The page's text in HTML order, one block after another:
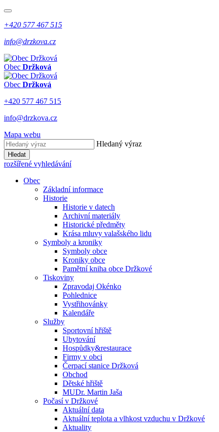
+420 577 467 515
info@drzkova.cz
Obec Držková
Obec Držková
+420 577 467 515
info@drzkova.cz
Mapa webu
Hledaný výraz
Hledat
rozšířené vyhledávání
Obec
Základní informace
Historie
Historie v datech
Archivní materiály
Historické předměty
Krása mluvy valašského lidu
Symboly a kroniky
Symboly obce
Kroniky obce
Pamětní kniha obce Držkové
Tiskoviny
Zpravodaj Okénko
Pohlednice
Vystřihovánky
Kalendáře
Služby
Sportovní hřiště
Ubytování
Hospůdky&restaurace
Firmy v obci
Čerpací stanice Držková
Obchod
Dětské hřiště
MUDr. Martin Jaša
Počasí v Držkové
Aktuální data
Aktuální teplota a vlhkost vzduchu v Držkové
Aktuality